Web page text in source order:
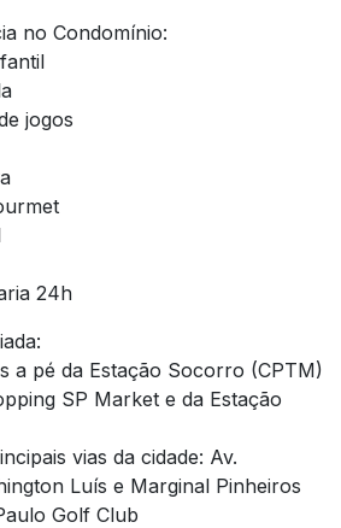
no Condomínio:
jogos
24h
a pé da Estação Socorro (CPTM)
SP Market e da Estação
vias da cidade: Av.
Luís e Marginal Pinheiros
Golf Club